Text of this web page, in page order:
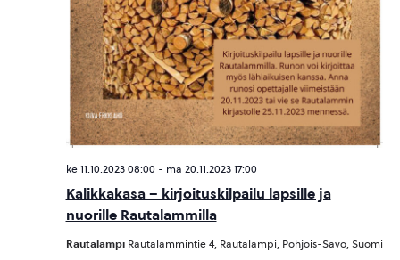
Kalikkakasa – kirjoituskilpailu lapsille ja
nuorille Rautalammilla
ke 11.10.2023 08:00 - ma 20.11.2023 17:00
Rautalampi Rautalammintie 4, Rautalampi, Pohjois-Savo, Suomi